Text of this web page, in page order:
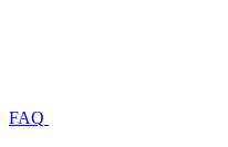
FAQ